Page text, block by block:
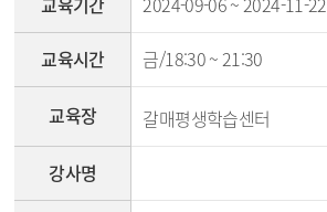
교육시간 금/18:30 ~ 21:30
교육장 갈매평생학습센터
강사명